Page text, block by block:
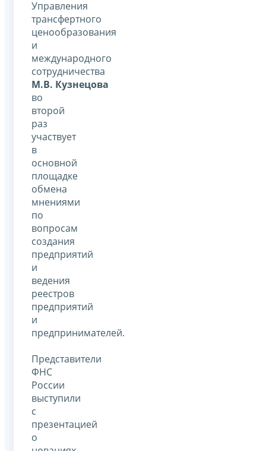
Управления
трансфертного
ценообразования
и
международного
сотрудничества
М.В. Кузнецова
во
второй
раз
участвует
в
основной
площадке
обмена
мнениями
по
вопросам
создания
предприятий
и
ведения
реестров
предприятий
и
предпринимателей.
Представители
ФНС
России
выступили
с
презентацией
о